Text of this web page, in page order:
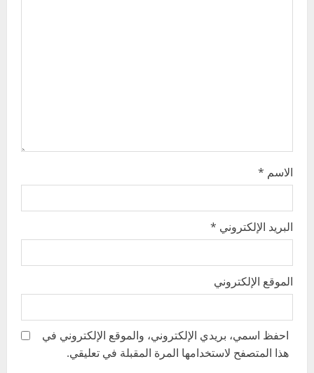
الاسم *
البريد الإلكتروني *
الموقع الإلكتروني
احفظ اسمي، بريدي الإلكتروني، والموقع الإلكتروني في
هذا المتصفح لاستخدامها المرة المقبلة في تعليقي.